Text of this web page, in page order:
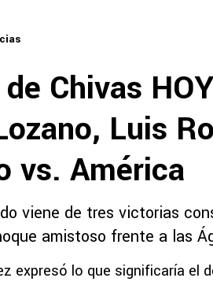
Chivas
Luis
vs. América
viene de tres victorias
amistoso frente a las
expresó lo que significaría el